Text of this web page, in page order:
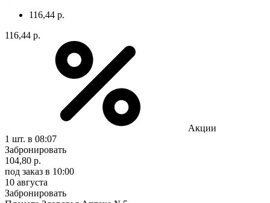
116,44 р.
116,44 р.
Акции
1 шт. в 08:07
Забронировать
104,80 р.
под заказ в 10:00
10 августа
Забронировать